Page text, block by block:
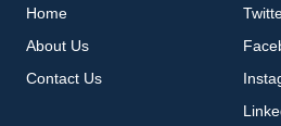
Home
About Us
Contact Us